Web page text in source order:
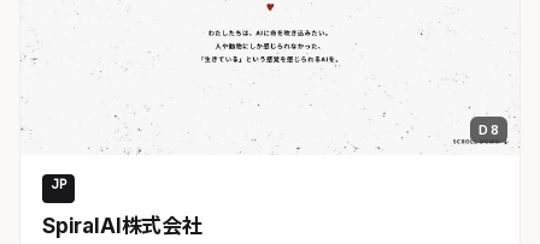
D 8
JP
SpiralAI株式会社